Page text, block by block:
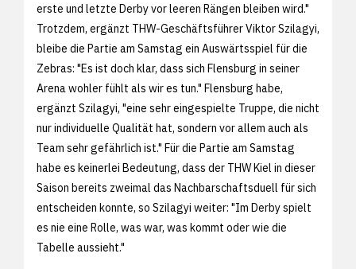
erste und letzte Derby vor leeren Rängen bleiben wird."
Trotzdem, ergänzt THW-Geschäftsführer Viktor Szilagyi,
bleibe die Partie am Samstag ein Auswärtsspiel für die
Zebras: "Es ist doch klar, dass sich Flensburg in seiner
Arena wohler fühlt als wir es tun." Flensburg habe,
ergänzt Szilagyi, "eine sehr eingespielte Truppe, die nicht
nur individuelle Qualität hat, sondern vor allem auch als
Team sehr gefährlich ist." Für die Partie am Samstag
habe es keinerlei Bedeutung, dass der THW Kiel in dieser
Saison bereits zweimal das Nachbarschaftsduell für sich
entscheiden konnte, so Szilagyi weiter: "Im Derby spielt
es nie eine Rolle, was war, was kommt oder wie die
Tabelle aussieht."